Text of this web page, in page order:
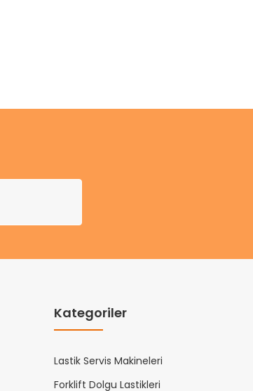
Kategoriler
Lastik Servis Makineleri
Forklift Dolgu Lastikleri